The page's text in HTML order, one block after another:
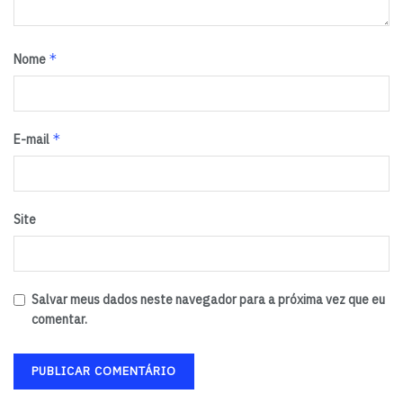
Nome *
E-mail *
Site
Salvar meus dados neste navegador para a próxima vez que eu
comentar.